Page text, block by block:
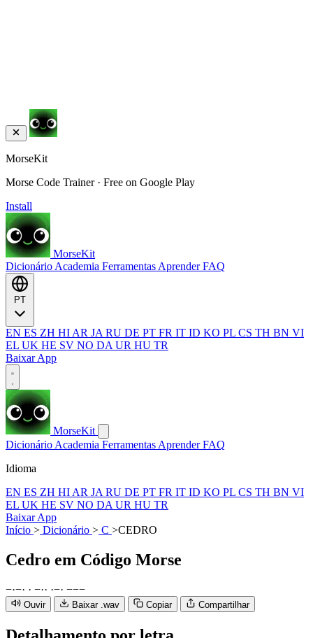
MorseKit
Morse Code Trainer · Free on Google Play
Install
MorseKit
Dicionário Academia Ferramentas AprenderFAQ
EN ES ZH HI AR JA RU DE PT FR IT ID KO PL CS TH BN VI
EL UK HE SV NO DA UR HU TR
Baixar App
MorseKit
Dicionário Academia Ferramentas AprenderFAQ
Idioma
EN ES ZH HI AR JA RU DE PT FR IT ID KO PL CS TH BN VI
EL UK HE SV NO DA UR HU TR
Baixar App
Início > Dicionário > C >CEDRO
Cedro em Código Morse
−·−· · −·· ·−· −−−
Ouvir Baixar .wav Copiar Compartilhar